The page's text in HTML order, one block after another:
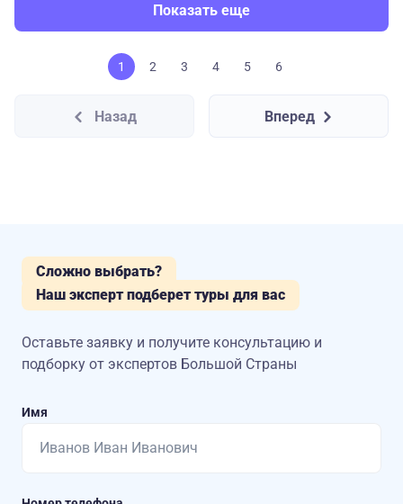
Показать еще
1 2 3 4 5 6
Назад Вперед
Сложно выбрать?
Наш эксперт подберет туры для вас
Оставьте заявку и получите консультацию и
подборку от экспертов Большой Страны
Имя